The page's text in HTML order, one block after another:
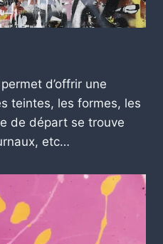
d’offrir une
teintes, les formes, les
de départ se trouve
etc…